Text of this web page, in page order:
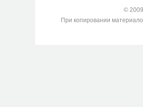
©
При копировании